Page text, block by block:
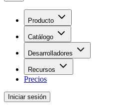
Producto
Catálogo
Desarrolladores
Recursos
Precios
Iniciar sesión